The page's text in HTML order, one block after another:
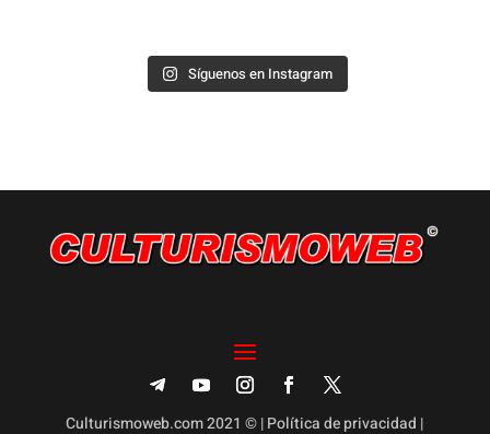
Síguenos en Instagram
Culturismoweb.com 2021 © |Política de privacidad |